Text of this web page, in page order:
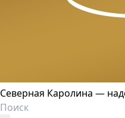
Северная Каролина —